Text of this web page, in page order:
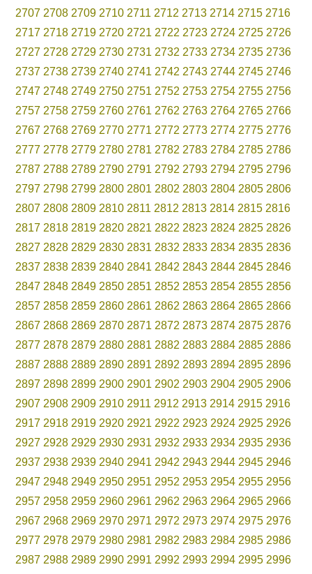
2707 2708 2709 2710 2711 2712 2713 2714 2715 2716
2717 2718 2719 2720 2721 2722 2723 2724 2725 2726
2727 2728 2729 2730 2731 2732 2733 2734 2735 2736
2737 2738 2739 2740 2741 2742 2743 2744 2745 2746
2747 2748 2749 2750 2751 2752 2753 2754 2755 2756
2757 2758 2759 2760 2761 2762 2763 2764 2765 2766
2767 2768 2769 2770 2771 2772 2773 2774 2775 2776
2777 2778 2779 2780 2781 2782 2783 2784 2785 2786
2787 2788 2789 2790 2791 2792 2793 2794 2795 2796
2797 2798 2799 2800 2801 2802 2803 2804 2805 2806
2807 2808 2809 2810 2811 2812 2813 2814 2815 2816
2817 2818 2819 2820 2821 2822 2823 2824 2825 2826
2827 2828 2829 2830 2831 2832 2833 2834 2835 2836
2837 2838 2839 2840 2841 2842 2843 2844 2845 2846
2847 2848 2849 2850 2851 2852 2853 2854 2855 2856
2857 2858 2859 2860 2861 2862 2863 2864 2865 2866
2867 2868 2869 2870 2871 2872 2873 2874 2875 2876
2877 2878 2879 2880 2881 2882 2883 2884 2885 2886
2887 2888 2889 2890 2891 2892 2893 2894 2895 2896
2897 2898 2899 2900 2901 2902 2903 2904 2905 2906
2907 2908 2909 2910 2911 2912 2913 2914 2915 2916
2917 2918 2919 2920 2921 2922 2923 2924 2925 2926
2927 2928 2929 2930 2931 2932 2933 2934 2935 2936
2937 2938 2939 2940 2941 2942 2943 2944 2945 2946
2947 2948 2949 2950 2951 2952 2953 2954 2955 2956
2957 2958 2959 2960 2961 2962 2963 2964 2965 2966
2967 2968 2969 2970 2971 2972 2973 2974 2975 2976
2977 2978 2979 2980 2981 2982 2983 2984 2985 2986
2987 2988 2989 2990 2991 2992 2993 2994 2995 2996